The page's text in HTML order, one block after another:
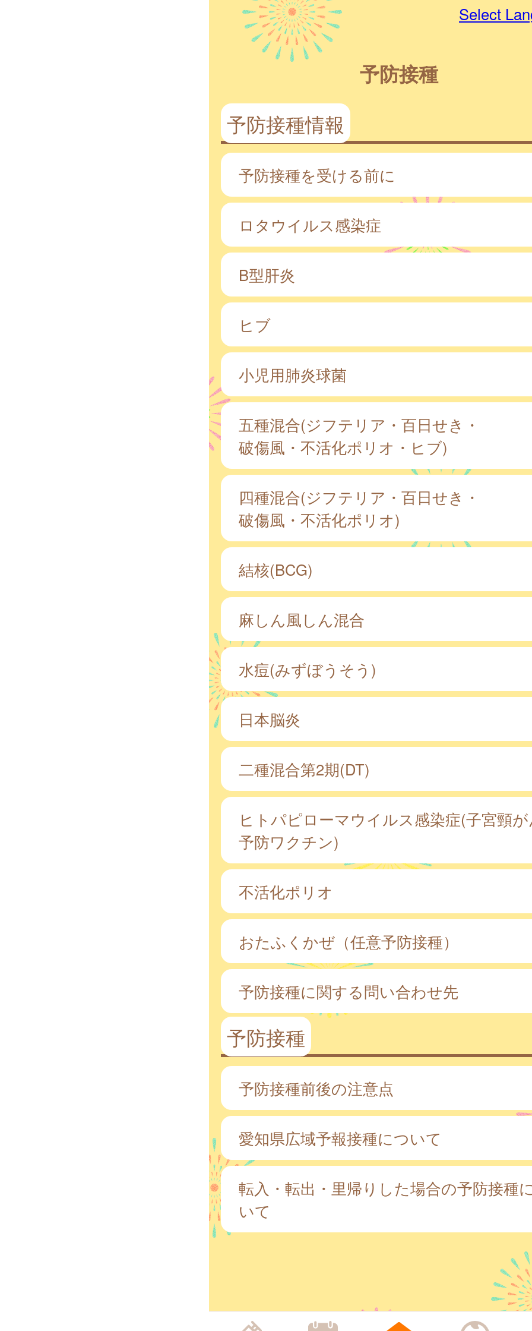
Select
予防接種
予防接種情報
予防接種を受ける前に
ロタウイルス感染症
B型肝炎
ヒブ
小児用肺炎球菌
五種混合(ジフテリア・百日せき・
破傷風・不活化ポリオ・ヒブ)
四種混合(ジフテリア・百日せき・
破傷風・不活化ポリオ)
結核(BCG)
麻しん風しん混合
水痘(みずぼうそう)
日本脳炎
二種混合第2期(DT)
ヒトパピローマウイルス感染症(子宮頸
予防ワクチン)
不活化ポリオ
おたふくかぜ（任意予防接種）
予防接種に関する問い合わせ先
予防接種
予防接種前後の注意点
愛知県広域予報接種について
転入・転出・里帰りした場合の予防接種
いて